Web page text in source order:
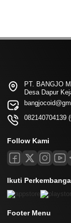
PT. BANGJO
Desa Dapur
082140704139
Follow Kami
Ikuti
Footer Menu